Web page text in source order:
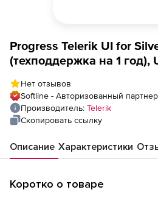
Progress Telerik UI for
(техподдержка на 1
Нет отзывов
Softline - Авторизованный
Производитель: Telerik
Скопировать ссылку
Описание Характеристики
Коротко о товаре